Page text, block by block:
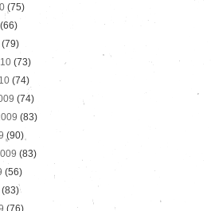
(75)
(66)
(79)
(73)
(74)
(74)
(83)
(90)
(83)
(56)
(83)
(76)